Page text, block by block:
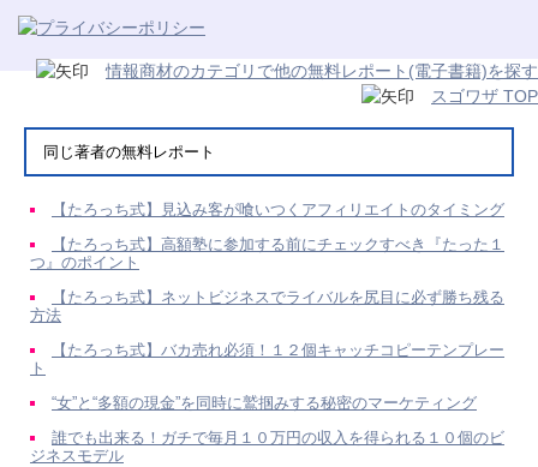
情報商材のカテゴリで他の無料レポート(電子書籍)を探す
スゴワザ TOP
同じ著者の無料レポート
【たろっち式】見込み客が喰いつくアフィリエイトのタイミング
【たろっち式】高額塾に参加する前にチェックすべき『たった１
つ』のポイント
【たろっち式】ネットビジネスでライバルを尻目に必ず勝ち残る
方法
【たろっち式】バカ売れ必須！１２個キャッチコピーテンプレー
ト
“女”と“多額の現金”を同時に鷲掴みする秘密のマーケティング
誰でも出来る！ガチで毎月１０万円の収入を得られる１０個のビ
ジネスモデル